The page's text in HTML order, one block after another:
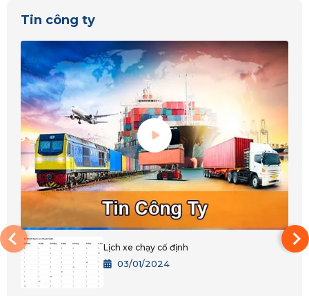
Tin chuyên ngành
Hàng khối là gì? Cách tính CBM trong vận
tải